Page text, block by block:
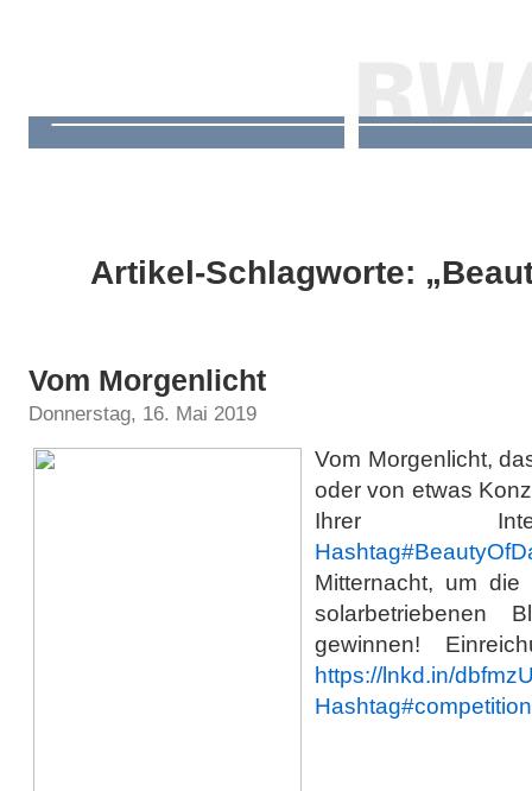
Artikel-Schlagworte:
Vom Morgenlicht
Donnerstag, 16. Mai 2019
Vom Morgenlicht,
oder von etwas
Ihrer
Hashtag#
Mitternacht, um
solarbetriebenen
gewinnen!
https://lnkd.in/
Hashtag#competition